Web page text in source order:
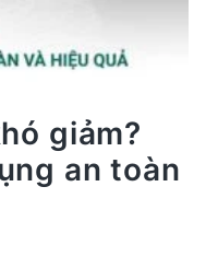
giảm?
an toàn